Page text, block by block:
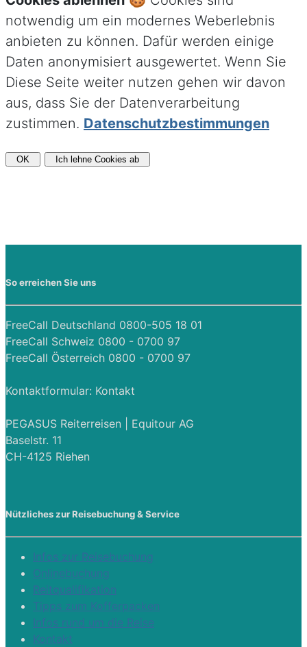
notwendig um ein modernes Weberlebnis
anbieten zu können. Dafür werden einige
Daten anonymisiert ausgewertet. Wenn Sie
Diese Seite weiter nutzen gehen wir davon
aus, dass Sie der Datenverarbeitung
zustimmen. Datenschutzbestimmungen
OK Ich lehne Cookies ab
So erreichen Sie uns
FreeCall Deutschland 0800-505 18 01
FreeCall Schweiz 0800 - 0700 97
FreeCall Österreich 0800 - 0700 97
Kontaktformular: Kontakt
PEGASUS Reiterreisen | Equitour AG
Baselstr. 11
CH-4125 Riehen
Nützliches zur Reisebuchung & Service
Infos zur Reisebuchung
Onlinebuchung
Reitqualifikation
Tipps zum Kofferpacken
Infos rund um die Reise
Kontakt